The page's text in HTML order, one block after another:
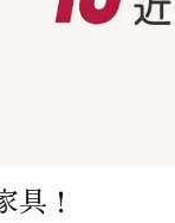
ストバリューホーム
近代ホームの取
具！